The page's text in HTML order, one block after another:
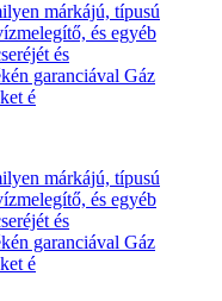
márkájú, típusú
és egyéb
és
garanciával Gáz
é
márkájú, típusú
és egyéb
és
garanciával Gáz
é